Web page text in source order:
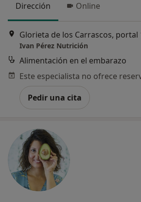
Dirección Online
Ivan Pérez Nutrición
Alimentación en el embarazo
Pedir una cita